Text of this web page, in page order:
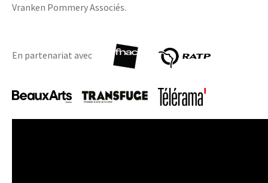
Vranken Pommery Associés.
En partenariat avec